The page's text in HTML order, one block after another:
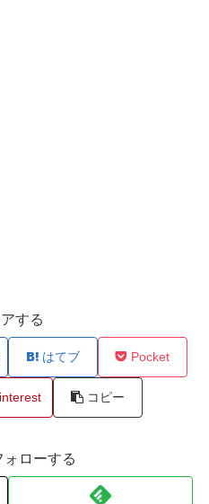
する
はてブ Pocket
コピー
ローする